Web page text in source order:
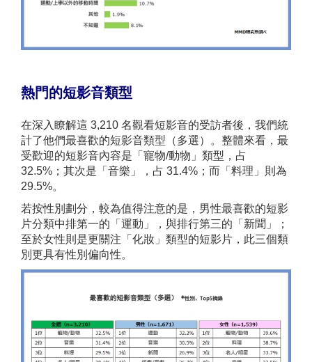
熱門的短影音類型
在深入瞭解這 3,210 名觀看短影音的受訪者後，我們統
計了他們最喜歡的短影音類型（多選）。整體來看，最
受歡迎的短影音內容是「寵物/動物」類型，占
32.5%；其次是「音樂」，占 31.4%；而「料理」則為
29.5%。
若按性別劃分，較為值得注意的是，男性最喜歡的短影
片分類中排第一的「運動」，與排行第三的「新聞」；
至於女性則是更關注「化妝」類型的短影片，此三個類
別更具有性別偏向性。